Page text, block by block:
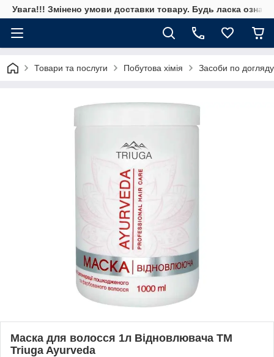
Увага!!! Змінено умови доставки товару. Будь ласка
Товари та послуги Побутова хімія Засоби по
Маска для волосся 1л Відновлювача ТМ
Triuga Ayurveda